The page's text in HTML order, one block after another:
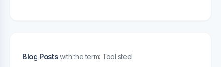
Blog Postswith the term: Tool steel